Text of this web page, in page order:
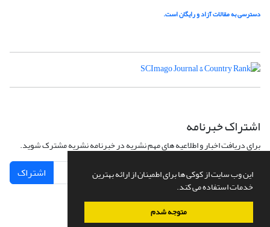
این وب سایت از کوکی ها برای اطمینان از ارائه بهترین
خدمات استفاده می کند.
متوجه شدم
دسترسی به مقالات آزاد و رایگان است.
اشتراک خبرنامه
برای دریافت اخبار و اطلاعیه های مهم نشریه در خبرنامه نشریه مشترک شوید.
اشتراک
سامانه مدیریت نشریات علمی.طراحی و پیاده سازی ازسیناوب